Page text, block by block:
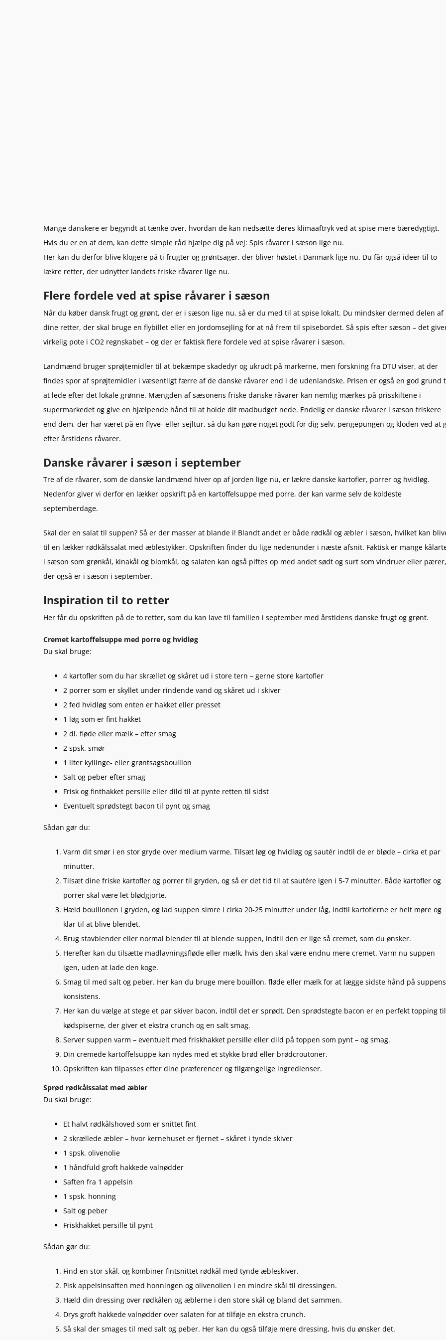
Mange danskere er begyndt at tænke over, hvordan de kan nedsætte deres klimaaftryk ved at spise mere bæredygtigt.
Hvis du er en af dem, kan dette simple råd hjælpe dig på vej: Spis råvarer i sæson lige nu.
Her kan du derfor blive klogere på ti frugter og grøntsager, der bliver høstet i Danmark lige nu. Du får også ideer til to
lækre retter, der udnytter landets friske råvarer lige nu.
Flere fordele ved at spise råvarer i sæson
Når du køber dansk frugt og grønt, der er i sæson lige nu, så er du med til at spise lokalt. Du mindsker dermed delen af
dine retter, der skal bruge en flybillet eller en jordomsejling for at nå frem til spisebordet. Så spis efter sæson – det
virkelig pote i CO2 regnskabet – og der er faktisk flere fordele ved at spise råvarer i sæson.
Landmænd bruger sprøjtemidler til at bekæmpe skadedyr og ukrudt på markerne, men forskning fra DTU viser, at der
findes spor af sprøjtemidler i væsentligt færre af de danske råvarer end i de udenlandske. Prisen er også en god grund
at lede efter det lokale grønne. Mængden af sæsonens friske danske råvarer kan nemlig mærkes på prisskiltene i
supermarkedet og give en hjælpende hånd til at holde dit madbudget nede. Endelig er danske råvarer i sæson friskere
end dem, der har været på en flyve- eller sejltur, så du kan gøre noget godt for dig selv, pengepungen og kloden ved at
efter årstidens råvarer.
Danske råvarer i sæson i september
Tre af de råvarer, som de danske landmænd hiver op af jorden lige nu, er lækre danske kartofler, porrer og hvidløg.
Nedenfor giver vi derfor en lækker opskrift på en kartoffelsuppe med porre, der kan varme selv de koldeste
septemberdage.
Skal der en salat til suppen? Så er der masser at blande i! Blandt andet er både rødkål og æbler i sæson, hvilket kan
til en lækker rødkålssalat med æblestykker. Opskriften finder du lige nedenunder i næste afsnit. Faktisk er mange
i sæson som grønkål, kinakål og blomkål, og salaten kan også piftes op med andet sødt og surt som vindruer eller pærer,
der også er i sæson i september.
Inspiration til to retter
Her får du opskriften på de to retter, som du kan lave til familien i september med årstidens danske frugt og grønt.
Cremet kartoffelsuppe med porre og hvidløg
Du skal bruge:
4 kartofler som du har skrællet og skåret ud i store tern – gerne store kartofler
2 porrer som er skyllet under rindende vand og skåret ud i skiver
2 fed hvidløg som enten er hakket eller presset
1 løg som er fint hakket
2 dl. fløde eller mælk – efter smag
2 spsk. smør
1 liter kyllinge- eller grøntsagsbouillon
Salt og peber efter smag
Frisk og finthakket persille eller dild til at pynte retten til sidst
Eventuelt sprødstegt bacon til pynt og smag
Sådan gør du:
Varm dit smør i en stor gryde over medium varme. Tilsæt løg og hvidløg og sautér indtil de er bløde – cirka et par
minutter.
Tilsæt dine friske kartofler og porrer til gryden, og så er det tid til at sautére igen i 5-7 minutter. Både kartofler og
porrer skal være let blødgjorte.
Hæld bouillonen i gryden, og lad suppen simre i cirka 20-25 minutter under låg, indtil kartoflerne er helt møre og
klar til at blive blendet.
Brug stavblender eller normal blender til at blende suppen, indtil den er lige så cremet, som du ønsker.
Herefter kan du tilsætte madlavningsfløde eller mælk, hvis den skal være endnu mere cremet. Varm nu suppen
igen, uden at lade den koge.
Smag til med salt og peber. Her kan du bruge mere bouillon, fløde eller mælk for at lægge sidste hånd på suppens
konsistens.
Her kan du vælge at stege et par skiver bacon, indtil det er sprødt. Den sprødstegte bacon er en perfekt topping til
kødspiserne, der giver et ekstra crunch og en salt smag.
Server suppen varm – eventuelt med friskhakket persille eller dild på toppen som pynt – og smag.
Din cremede kartoffelsuppe kan nydes med et stykke brød eller brødcroutoner.
Opskriften kan tilpasses efter dine præferencer og tilgængelige ingredienser.
Sprød rødkålssalat med æbler
Du skal bruge:
Et halvt rødkålshoved som er snittet fint
2 skrællede æbler – hvor kernehuset er fjernet – skåret i tynde skiver
1 spsk. olivenolie
1 håndfuld groft hakkede valnødder
Saften fra 1 appelsin
1 spsk. honning
Salt og peber
Friskhakket persille til pynt
Sådan gør du:
Find en stor skål, og kombiner fintsnittet rødkål med tynde æbleskiver.
Pisk appelsinsaften med honningen og olivenolien i en mindre skål til dressingen.
Hæld din dressing over rødkålen og æblerne i den store skål og bland det sammen.
Drys groft hakkede valnødder over salaten for at tilføje en ekstra crunch.
Så skal der smages til med salt og peber. Her kan du også tilføje mere dressing, hvis du ønsker det.